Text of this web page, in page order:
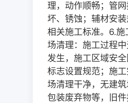
理，动作顺畅；管
坏、锈蚀；辅材安
相关施工标准。 6.施
场清理：施工过程
发生，施工区域安
标志设置规范；施
场清理干净，无建
包装废弃物等，旧